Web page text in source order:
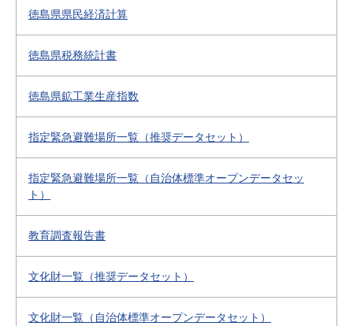
徳島県県民経済計算
徳島県税務統計書
徳島県鉱工業生産指数
指定緊急避難場所一覧（推奨データセット）
指定緊急避難場所一覧（自治体標準オープンデータセッ
ト）
教育調査報告書
文化財一覧（推奨データセット）
文化財一覧（自治体標準オープンデータセット）